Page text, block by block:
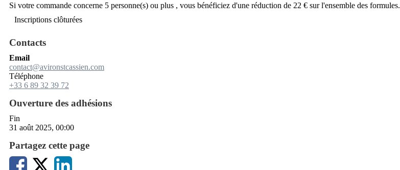
Si votre commande concerne 5 personne(s) ou plus , vous bénéficiez d'une réduction de 22 € sur l'ensemble des formules.
Inscriptions clôturées
Contacts
Email
contact@avironstcassien.com
Téléphone
+33 6 89 32 39 72
Ouverture des adhésions
Fin
31 août 2025, 00:00
Partagez cette page